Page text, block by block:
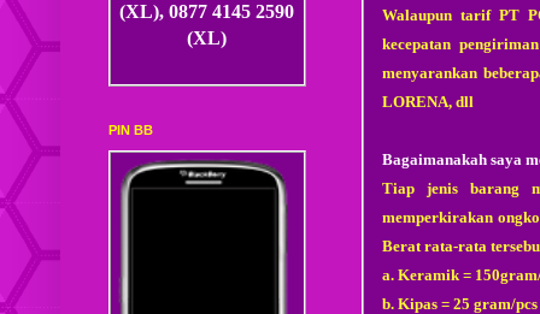
Walaupun tarif PT
kecepatan
menyarankan
LORENA, dll
Bagaimanakah saya
Tiap jenis barang
memperkirakan
Berat rata-rata
a. Keramik =
b. Kipas = 25 gram/pcs
(XL), 0877 4145 2590
(XL)
PIN BB